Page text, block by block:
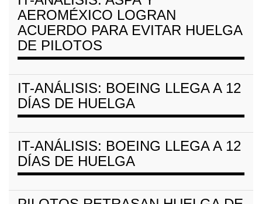
AEROMÉXICO LOGRAN
ACUERDO PARA EVITAR HUELGA
DE PILOTOS
IT-ANÁLISIS: BOEING LLEGA A 12
DÍAS DE HUELGA
IT-ANÁLISIS: BOEING LLEGA A 12
DÍAS DE HUELGA